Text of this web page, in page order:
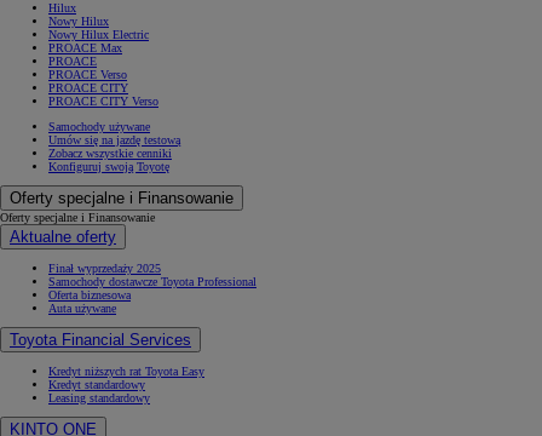
Hilux
Nowy Hilux
Nowy Hilux Electric
PROACE Max
PROACE
PROACE Verso
PROACE CITY
PROACE CITY Verso
Samochody używane
Umów się na jazdę testową
Zobacz wszystkie cenniki
Konfiguruj swoją Toyotę
Oferty specjalne i Finansowanie
Oferty specjalne i Finansowanie
Aktualne oferty
Finał wyprzedaży 2025
Samochody dostawcze Toyota Professional
Oferta biznesowa
Auta używane
Toyota Financial Services
Kredyt niższych rat Toyota Easy
Kredyt standardowy
Leasing standardowy
KINTO ONE